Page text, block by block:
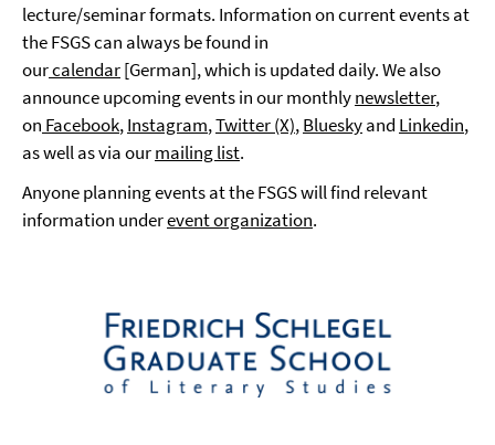
lecture/seminar formats. Information on current events at
the FSGS can always be found in
ourcalendar[German], which is updated daily. We also
announce upcoming events in our monthlynewsletter,
on Facebook,Instagram,Twitter (X),Blueskyand Linkedin,
as well as via ourmailing list.
Anyone planning events at the FSGS will find relevant
information underevent organization.